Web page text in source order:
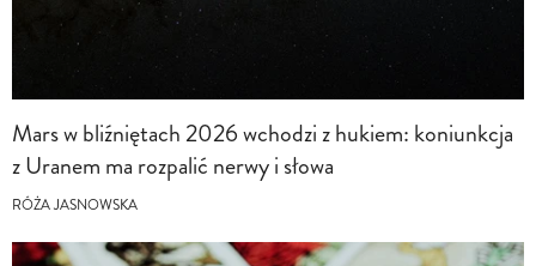
Mars w bliźniętach 2026 wchodzi z hukiem: koniunkcja
z Uranem ma rozpalić nerwy i słowa
RÓŻA JASNOWSKA